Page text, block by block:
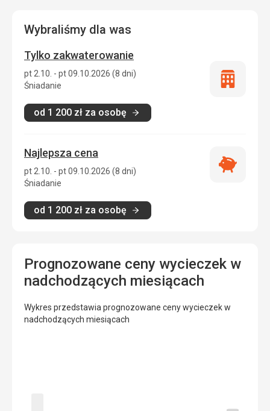
Wybraliśmy dla was
Tylko zakwaterowanie
pt 2.10. - pt 09.10.2026 (8 dni)
Śniadanie
od 1 200 zł za osobę
Tylko
Najlepsza cena
pt 2.10. - pt 09.10.2026 (8 dni)
Śniadanie
od 1 200 zł za osobę
Najlepsza
Prognozowane ceny wycieczek w
nadchodzących miesiącach
Wykres przedstawia prognozowane ceny wycieczek w
nadchodzących miesiącach